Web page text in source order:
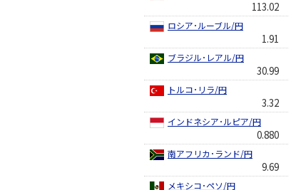
113.02
ロシア･ルーブル/円
1.91
ブラジル･レアル/円
30.99
トルコ･リラ/円
3.32
インドネシア･ルピア/円
0.880
南アフリカ･ランド/円
9.69
メキシコ･ペソ/円